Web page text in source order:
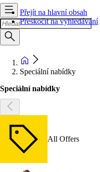
Přejít na hlavní obsah
Přeskočit na vyhledávání
Speciální nabídky
Speciální nabídky
All Offers